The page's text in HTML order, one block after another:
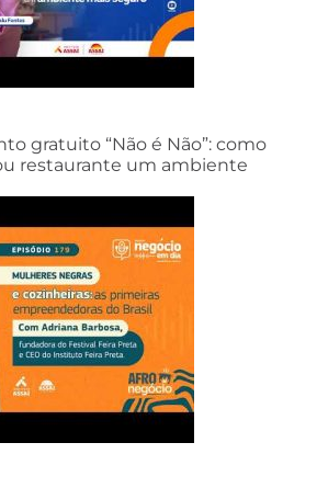
gratuito “Não é Não”: como
restaurante um ambiente